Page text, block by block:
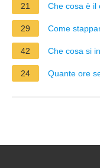
21
Che cosa è il
29 Come
42 Che cosa si
24 Quante ore